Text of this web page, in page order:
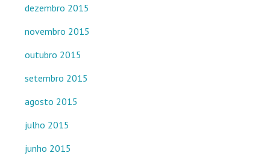
dezembro 2015
novembro 2015
outubro 2015
setembro 2015
agosto 2015
julho 2015
junho 2015